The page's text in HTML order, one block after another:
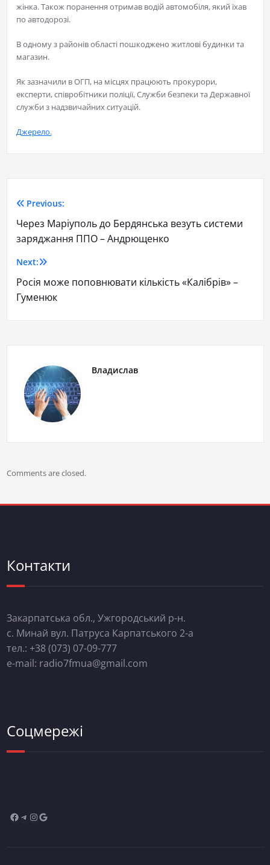
жінка. Також поранення отримав водій автомобіля, який їхав
по автодорозі.
В одному з районів області пошкоджено житлові будинки та
магазин.
Як зазначили в ОГП, на місцях працюють прокурори,
експерти, співробітники поліції, Служби безпеки та Державної
служби з надзвичайних ситуацій.
Джерело.
Previous:
Через Маріуполь до Бердянська везуть системи
заряджання ППО – Андрющенко
Next:
Росія може поповнювати кількість «Калібрів» –
Гуменюк
Владислав
Comments are closed.
Контакти
Закарпатська обл., Ужгородський р-н.
с. Минай вул. Патруса Карпатського 2-а
тел.: +38 (073) 07-09-777
e-mail: radio7fmua@gmail.com
Соцмережі